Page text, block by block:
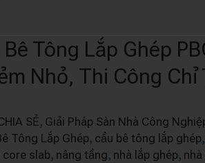
Bê Tông Lắp Ghép
Nhỏ, Thi Công Chỉ
SẺ, Giải Pháp Sàn Nhà Công
Tông Lắp Ghép, cầu bê tông lắp ghép,
core slab, nâng tầng, nhà lắp ghép, nhà